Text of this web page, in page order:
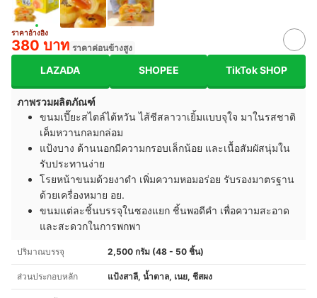
ราคาอ้างอิง
380 บาท ราคาค่อนข้างสูง
LAZADA SHOPEE TikTok SHOP
ภาพรวมผลิตภัณฑ์
ขนมเปี๊ยะสไตล์ไต้หวัน ไส้ชีสลาวาเยิ้มแบบจุใจ มาในรสชาติ
เค็มหวานกลมกล่อม
แป้งบาง ด้านนอกมีความกรอบเล็กน้อย และเนื้อสัมผัสนุ่มใน
รับประทานง่าย
โรยหน้าขนมด้วยงาดำ เพิ่มความหอมอร่อย รับรองมาตรฐาน
ด้วยเครื่องหมาย อย.
ขนมแต่ละชิ้นบรรจุในซองแยก ชิ้นพอดีคำ เพื่อความสะอาด
และสะดวกในการพกพา
ปริมาณบรรจุ 2,500 กรัม (48 - 50 ชิ้น)
ส่วนประกอบหลัก แป้งสาลี, น้ำตาล, เนย, ชีสผง